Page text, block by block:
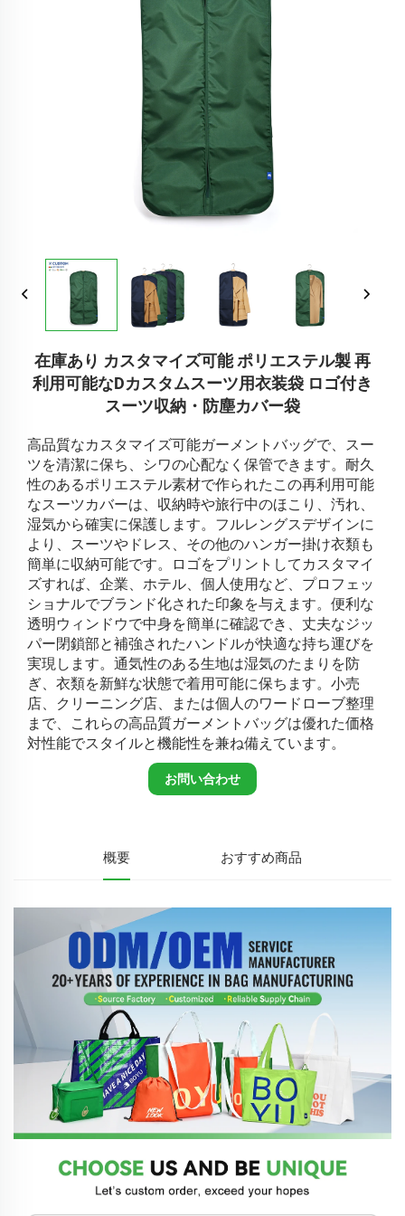
在庫あり カスタマイズ可能 ポリエステル製 再
利用可能なDカスタムスーツ用衣装袋 ロゴ付き
スーツ収納・防塵カバー袋
高品質なカスタマイズ可能ガーメントバッグで、スー
ツを清潔に保ち、シワの心配なく保管できます。耐久
性のあるポリエステル素材で作られたこの再利用可能
なスーツカバーは、収納時や旅行中のほこり、汚れ、
湿気から確実に保護します。フルレングスデザインに
より、スーツやドレス、その他のハンガー掛け衣類も
簡単に収納可能です。ロゴをプリントしてカスタマイ
ズすれば、企業、ホテル、個人使用など、プロフェッ
ショナルでブランド化された印象を与えます。便利な
透明ウィンドウで中身を簡単に確認でき、丈夫なジッ
パー閉鎖部と補強されたハンドルが快適な持ち運びを
実現します。通気性のある生地は湿気のたまりを防
ぎ、衣類を新鮮な状態で着用可能に保ちます。小売
店、クリーニング店、または個人のワードローブ整理
まで、これらの高品質ガーメントバッグは優れた価格
対性能でスタイルと機能性を兼ね備えています。
お問い合わせ
概要 おすすめ商品